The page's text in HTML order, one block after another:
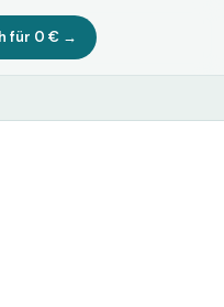
für 0 € →